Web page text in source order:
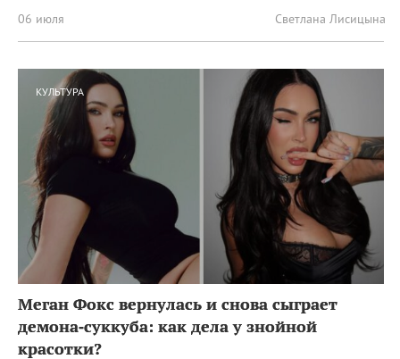
06 июля Светлана Лисицына
КУЛЬТУРА
Меган Фокс вернулась и снова сыграет
демона‑суккуба: как дела у знойной
красотки?